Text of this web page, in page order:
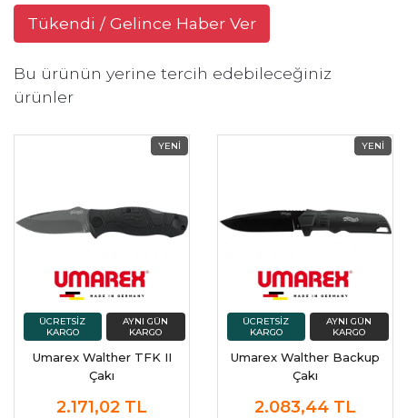
Tükendi / Gelince Haber Ver
Bu ürünün yerine tercih edebileceğiniz
ürünler
Umarex Walther TFK II
Çakı
2.171,02 TL
Umarex Walther Backup
Çakı
2.083,44 TL